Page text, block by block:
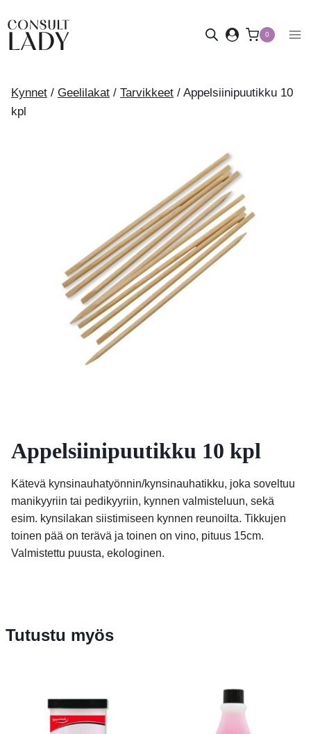
sisältöön
0
Kynnet / Geelilakat / Tarvikkeet / Appelsiinipuutikku 10
kpl
Appelsiinipuutikku 10 kpl
Kätevä kynsinauhatyönnin/kynsinauhatikku, joka soveltuu
manikyyriin tai pedikyyriin, kynnen valmisteluun, sekä
esim. kynsilakan siistimiseen kynnen reunoilta. Tikkujen
toinen pää on terävä ja toinen on vino, pituus 15cm.
Valmistettu puusta, ekologinen.
Tutustu myös